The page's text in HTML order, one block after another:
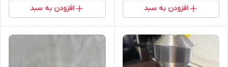
افزودن به سبد افزودن به سبد